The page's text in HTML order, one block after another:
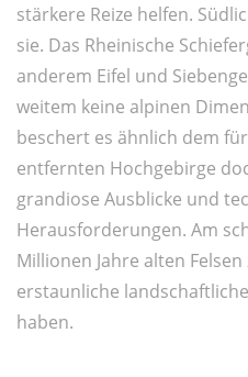
stärkere Reize helfen.
sie. Das Rheinische
anderem Eifel und
weitem keine alpinen
beschert es ähnlich dem
entfernten Hochgebirge
grandiose Ausblicke und
Herausforderungen. Am
Millionen Jahre alten
erstaunliche
haben.